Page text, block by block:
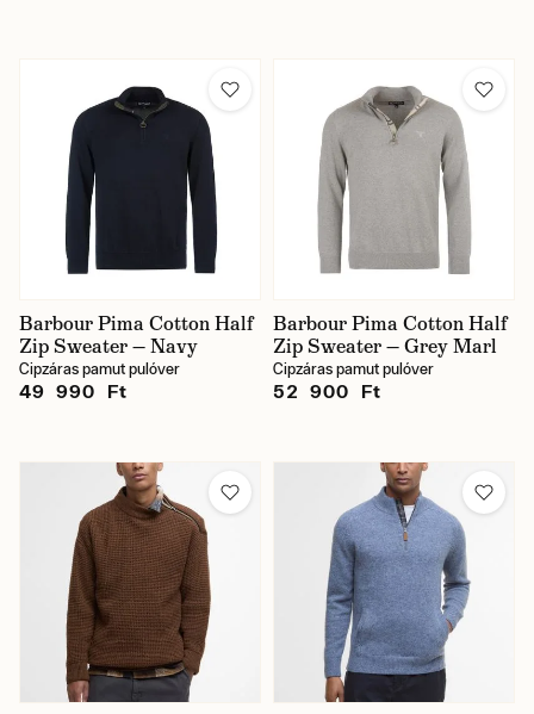
Barbour Pima Cotton Half
Zip Sweater — Navy
Cipzáras pamut pulóver
49 990 Ft
Barbour Pima Cotton Half
Zip Sweater — Grey Marl
Cipzáras pamut pulóver
52 900 Ft